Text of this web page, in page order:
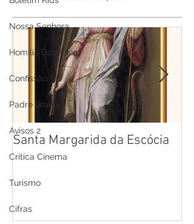
Nossa Senhora
Homilia Dominical
Confissão
Padre Bruno
Avisos 2
Crítica Cinema
Turismo
Cifras
Santa Margarida da Escócia